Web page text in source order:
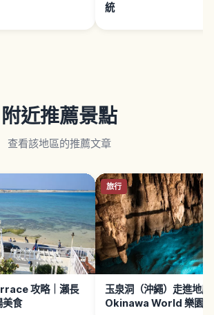
統
附近推薦景點
查看該地區的推薦文章
攻略｜瀨長
美食
旅行
玉泉洞（沖繩）走進地底
Okinawa World 樂園